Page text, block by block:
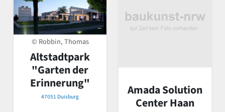
© Robbin, Thomas
Altstadtpark
"Garten der
Erinnerung"
47051 Duisburg
Amada Solution
Center Haan